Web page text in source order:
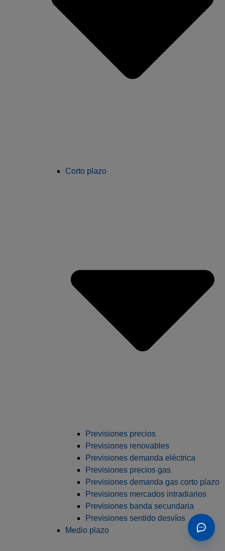
Corto plazo
Previsiones precios
Previsiones renovables
Previsiones demanda eléctrica
Previsiones precios gas
Previsiones demanda gas corto plazo
Previsiones mercados intradiarios
Previsiones banda secundaria
Previsiones sentido desvíos
Medio plazo